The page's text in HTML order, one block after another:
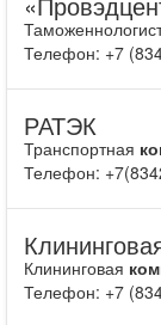
Телефон: +7
РАТЭК
Транспортная
Телефон:
Клининговая
Телефон: +7